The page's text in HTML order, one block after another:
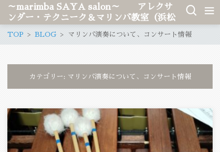
～marimba SAYA salon～ アレクサ
ンダー・テクニーク＆マリンバ教室（浜松
TOP BLOG マリンバ演奏について、コンサート情報
カテゴリー: マリンバ演奏について、コンサート情報